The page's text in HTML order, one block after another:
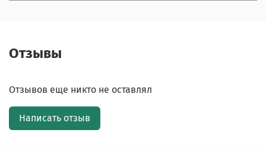
Отзывы
Отзывов еще никто не оставлял
Написать отзыв